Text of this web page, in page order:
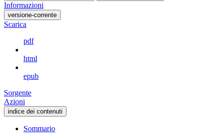
Informazioni
versione-corrente
Scarica
pdf
html
epub
Sorgente
Azioni
indice dei contenuti
Sommario